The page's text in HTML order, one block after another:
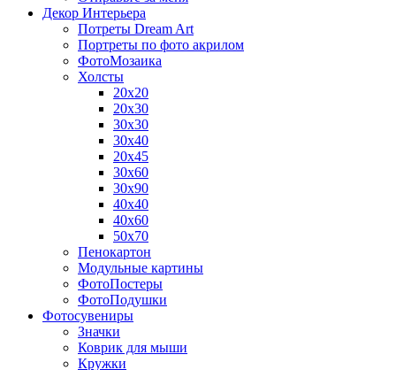
Декор Интерьера
Потреты Dream Art
Портреты по фото акрилом
ФотоМозаика
Холсты
20х20
20х30
30х30
30х40
20х45
30х60
30х90
40х40
40х60
50х70
Пенокартон
Модульные картины
ФотоПостеры
ФотоПодушки
Фотоcувениры
Значки
Коврик для мыши
Кружки